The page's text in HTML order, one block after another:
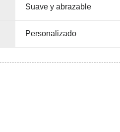
Suave y abrazable
Personalizado